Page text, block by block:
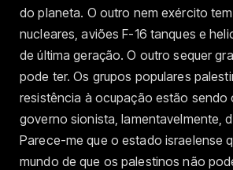
do planeta. O outro nem exército
nucleares, aviões F-16 tanques e
de última geração. O outro sequer
pode ter. Os grupos populares
resistência à ocupação estão sendo
governo sionista, lamentavelmente,
Parece-me que o estado israelense
mundo de que os palestinos não